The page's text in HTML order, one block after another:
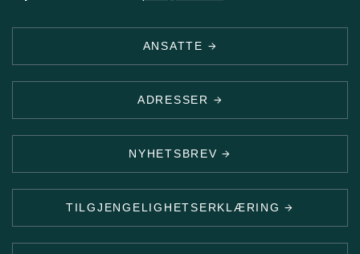
ANSATTE
ADRESSER
NYHETSBREV
TILGJENGELIGHETSERKLÆRING